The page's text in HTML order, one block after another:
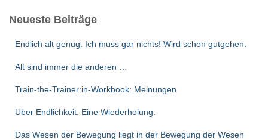
Neueste Beiträge
Endlich alt genug. Ich muss gar nichts! Wird schon gutgehen.
Alt sind immer die anderen …
Train-the-Trainer:in-Workbook: Meinungen
Über Endlichkeit. Eine Wiederholung.
Das Wesen der Bewegung liegt in der Bewegung der Wesen